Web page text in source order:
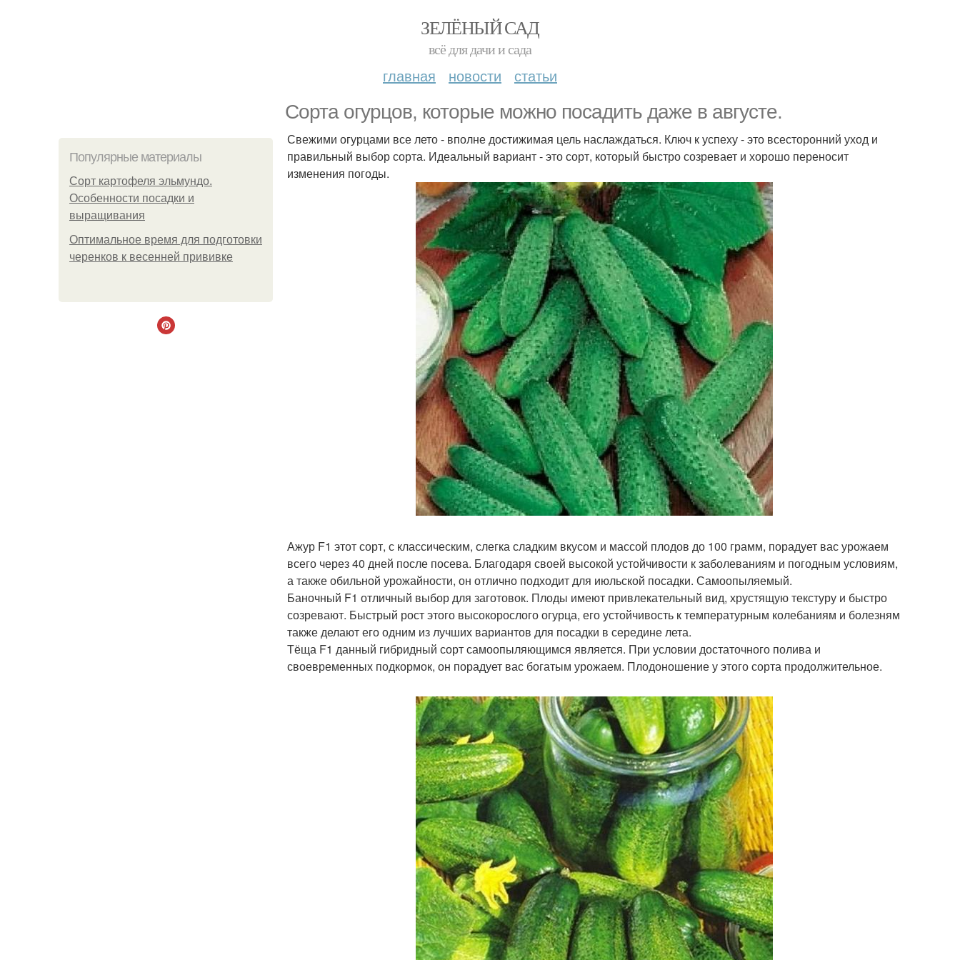
ЗЕЛЁНЫЙ САД
всё для дачи и сада
главная новости статьи
Сорта огурцов, которые можно посадить даже в августе.
Популярные материалы
Сорт картофеля эльмундо.
Особенности посадки и
выращивания
Оптимальное время для подготовки
черенков к весенней прививке
Свежими огурцами все лето - вполне достижимая цель наслаждаться. Ключ к успеху - это всесторонний уход и
правильный выбор сорта. Идеальный вариант - это сорт, который быстро созревает и хорошо переносит
изменения погоды.
Ажур F1 этот сорт, с классическим, слегка сладким вкусом и массой плодов до 100 грамм, порадует вас урожаем
всего через 40 дней после посева. Благодаря своей высокой устойчивости к заболеваниям и погодным условиям,
а также обильной урожайности, он отлично подходит для июльской посадки. Самоопыляемый.
Баночный F1 отличный выбор для заготовок. Плоды имеют привлекательный вид, хрустящую текстуру и быстро
созревают. Быстрый рост этого высокорослого огурца, его устойчивость к температурным колебаниям и болезням
также делают его одним из лучших вариантов для посадки в середине лета.
Тёща F1 данный гибридный сорт самоопыляющимся является. При условии достаточного полива и
своевременных подкормок, он порадует вас богатым урожаем. Плодоношение у этого сорта продолжительное.